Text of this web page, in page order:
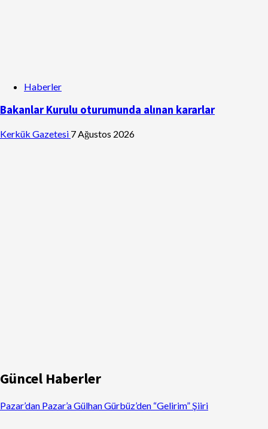
Haberler
Bakanlar Kurulu oturumunda alınan kararlar
Kerkük Gazetesi 7 Ağustos 2026
Güncel Haberler
Pazar’dan Pazar’a Gülhan Gürbüz’den “Gelirim” Şiiri